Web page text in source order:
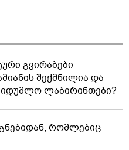
გვირაბები
შექმნილია და
ლაბირინთები?
რომლებიც